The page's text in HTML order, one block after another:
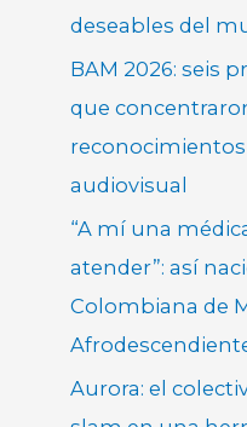
deseables del
BAM 2026: seis
que
audiovisual
“A mí una
atender”: así
Colombiana de
Aurora: el